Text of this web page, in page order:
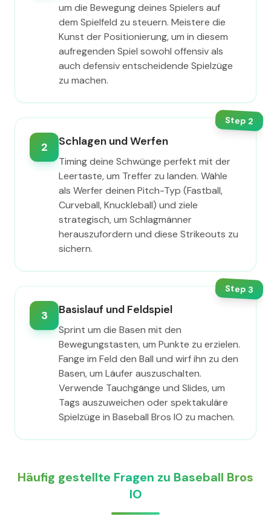
um die Bewegung deines Spielers auf
dem Spielfeld zu steuern. Meistere die
Kunst der Positionierung, um in diesem
aufregenden Spiel sowohl offensiv als
auch defensiv entscheidende Spielzüge
zu machen.
Step2
2 Schlagen und Werfen
Timing deine Schwünge perfekt mit der
Leertaste, um Treffer zu landen. Wähle
als Werfer deinen Pitch-Typ (Fastball,
Curveball, Knuckleball) und ziele
strategisch, um Schlagmänner
herauszufordern und diese Strikeouts zu
sichern.
Step3
3 Basislauf und Feldspiel
Sprint um die Basen mit den
Bewegungstasten, um Punkte zu erzielen.
Fange im Feld den Ball und wirf ihn zu den
Basen, um Läufer auszuschalten.
Verwende Tauchgänge und Slides, um
Tags auszuweichen oder spektakuläre
Spielzüge in Baseball Bros IO zu machen.
Häufig gestellte Fragen zu Baseball Bros
IO